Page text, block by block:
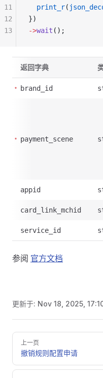
  print_r
(
})
->wait ();
11
12
13
返回字典
brand_id
payment_scene
appid
card_link_mchid
service_id
参阅 官方文档
更新于: Nov 18, 2025,
Pager
上一页
撤销规则配置申请